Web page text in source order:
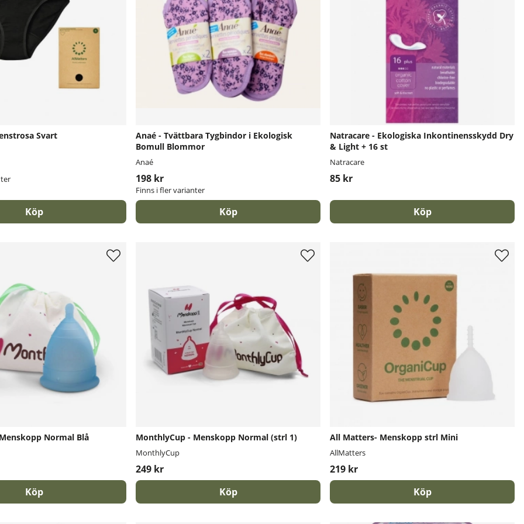
Svart
Köp
Anaé - Tvättbara Tygbindor i Ekologisk
Bomull Blommor
Anaé
198 kr
Finns i fler varianter
Köp
Natracare - Ekologiska Inkontinensskydd Dry
& Light + 16 st
Natracare
85 kr
Köp
Normal Blå
Köp
MonthlyCup - Menskopp Normal (strl 1)
MonthlyCup
249 kr
Köp
All Matters- Menskopp strl Mini
AllMatters
219 kr
Köp